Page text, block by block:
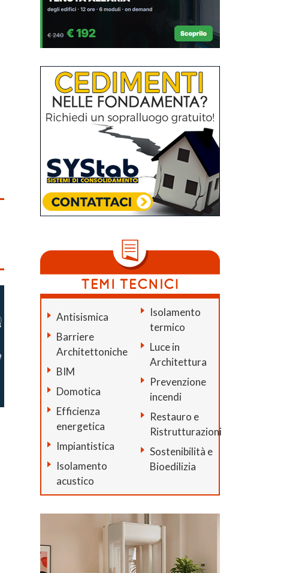
Antisismica
Barriere
Architettoniche
BIM
Domotica
Efficienza
energetica
Impiantistica
Isolamento
acustico
Isolamento
termico
Luce in
Architettura
Prevenzione
incendi
Restauro e
Ristrutturazioni
Sostenibilità e
Bioedilizia